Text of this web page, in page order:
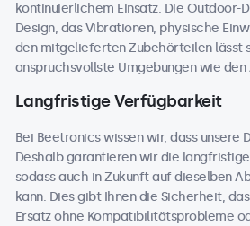
kontinuierlichem Einsatz. Die
Design, das Vibrationen, physische
den mitgelieferten Zubehörteilen lässt
anspruchsvollste Umgebungen wie
Langfristige Verfügbarkeit
Bei Beetronics wissen wir, dass
Deshalb garantieren wir die
sodass auch in Zukunft auf dieselben
kann. Dies gibt Ihnen die Sicherheit,
Ersatz ohne Kompatibilitätsprobleme